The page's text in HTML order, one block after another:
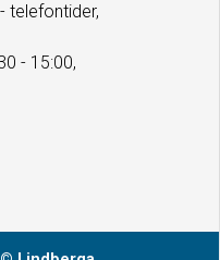
telefontider,
- 15:00,